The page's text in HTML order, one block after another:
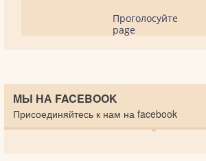
Проголосуйте
page
МЫ НА FACEBOOK
Присоединяйтесь к нам на facebook